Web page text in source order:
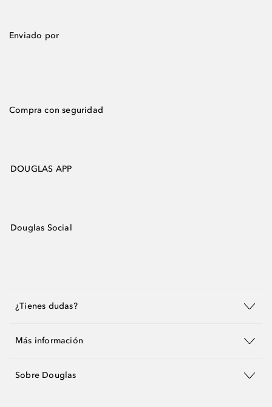
Enviado por
Compra con seguridad
DOUGLAS APP
Douglas Social
¿Tienes dudas?
Más información
Sobre Douglas